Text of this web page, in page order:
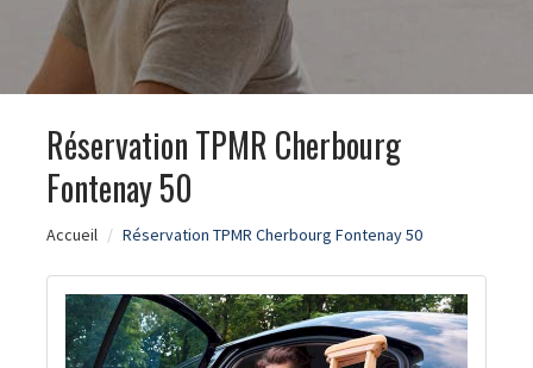
Réservation TPMR Cherbourg
Fontenay 50
Accueil Réservation TPMR Cherbourg Fontenay 50